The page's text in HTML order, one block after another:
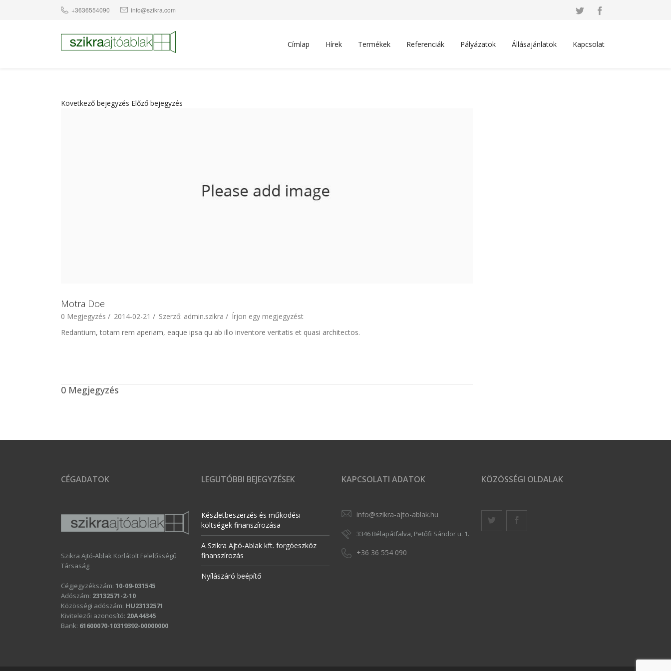
+3636554090 info@szikra.com
Címlap Hírek Termékek Referenciák Pályázatok Állásajánlatok Kapcsolat
Következő bejegyzés Előző bejegyzés
Motra Doe
0 Megjegyzés / 2014-02-21 / Szerző: admin.szikra / Írjon egy megjegyzést
Redantium, totam rem aperiam, eaque ipsa qu ab illo inventore veritatis et quasi architectos.
0 Megjegyzés
CÉGADATOK
Szikra Ajtó-Ablak Korlátolt Felelősségű
Társaság
Cégjegyzékszám: 10-09-031545
Adószám: 23132571-2-10
Közösségi adószám: HU23132571
Kivitelezői azonosító: 20A44345
Bank: 61600070-10319392-00000000
LEGUTÓBBI BEJEGYZÉSEK
Készletbeszerzés és működési
költségek finanszírozása
A Szikra Ajtó-Ablak kft. forgóeszköz
finanszírozás
Nyílászáró beépítő
KAPCSOLATI ADATOK
info@szikra-ajto-ablak.hu
3346 Bélapátfalva, Petőfi Sándor u. 1.
+36 36 554 090
KÖZÖSSÉGI OLDALAK